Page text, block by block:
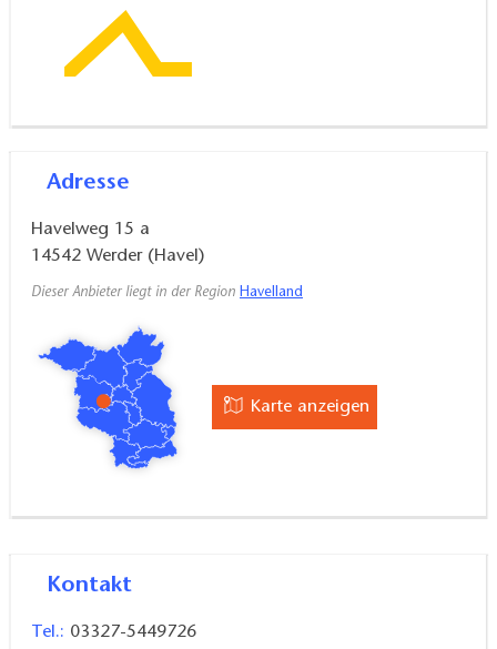
beträgt mindestens fünf Tage, das Partyboot kann
auch nur für einen Tag gechartert werden.
Adresse
Havelweg 15 a
14542 Werder (Havel)
Dieser Anbieter liegt in der Region Havelland
Karte anzeigen
Kontakt
Tel.: 03327-5449726